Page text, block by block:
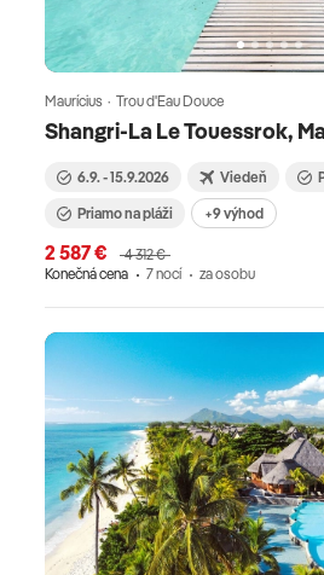
Shangri-La Le Touessrok,
Maurícius · Trou d'Eau Douce
6.9. - 15.9.2026 Viedeň
Priamo na pláži
+9 výhod
2 587 €
4 312 €
Konečná cena
7 nocí za osobu